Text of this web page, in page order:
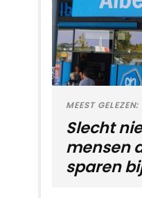
MEEST GELEZEN:
Slecht
mensen
sparen